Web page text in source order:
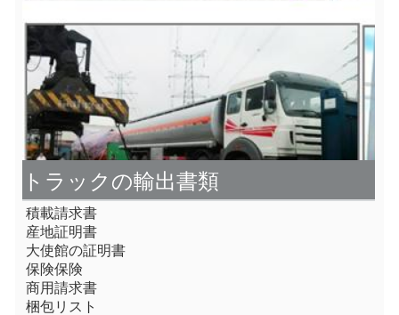
トラックの輸出書類
積載請求書
産地証明書
大使館の証明書
保険保険
商用請求書
梱包リスト